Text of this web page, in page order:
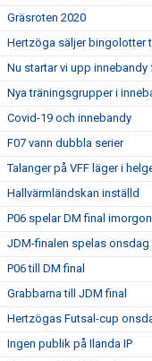
Gräsroten 2020
Hertzöga säljer bingolotter
Nu startar vi upp
Nya träningsgrupper i
Covid-19 och innebandy
F07 vann dubbla serier
Talanger på VFF läger i
Hallvärmländskan inställd
P06 spelar DM final
JDM-finalen spelas
P06 till DM final
Grabbarna till JDM final
Hertzögas Futsal-cup
Ingen publik på Ilanda IP